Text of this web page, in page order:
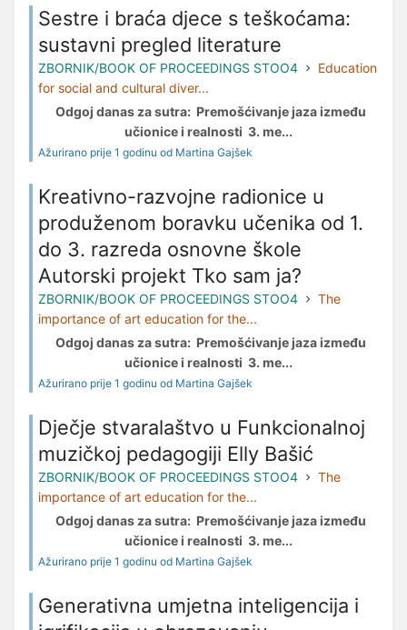
Sestre i braća djece s teškoćama:
sustavni pregled literature
ZBORNIK/BOOK OF PROCEEDINGS STOO4
Education
for social and cultural diver...
Odgoj danas za sutra: Premošćivanje jaza između
učionice i realnosti 3. me...
Ažurirano prije 1 godinu od Martina Gajšek
Kreativno-razvojne radionice u
produženom boravku učenika od 1.
do 3. razreda osnovne škole
Autorski projekt Tko sam ja?
ZBORNIK/BOOK OF PROCEEDINGS STOO4
The
importance of art education for the...
Odgoj danas za sutra: Premošćivanje jaza između
učionice i realnosti 3. me...
Ažurirano prije 1 godinu od Martina Gajšek
Dječje stvaralaštvo u Funkcionalnoj
muzičkoj pedagogiji Elly Bašić
ZBORNIK/BOOK OF PROCEEDINGS STOO4
The
importance of art education for the...
Odgoj danas za sutra: Premošćivanje jaza između
učionice i realnosti 3. me...
Ažurirano prije 1 godinu od Martina Gajšek
Generativna umjetna inteligencija i